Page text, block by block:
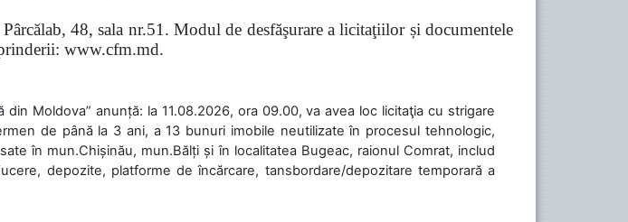
48, sala nr.51. Modul de desfăşurare a licitaţiilor și documentele
www.cfm.md.
din Moldova” anunță: la 11.08.2026, ora 09.00, va avea loc licitaţia cu strigare
de până la 3 ani, a 13 bunuri imobile neutilizate în procesul tehnologic,
în mun.Chișinău, mun.Bălți și în localitatea Bugeac, raionul Comrat, includ
depozite, platforme de încărcare, tansbordare/depozitare temporară a